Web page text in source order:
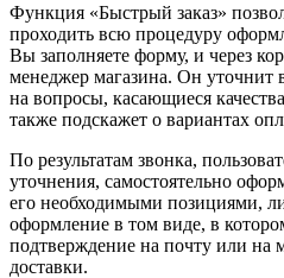
Функция «Быстрый заказ»
проходить всю процедуру
Вы заполняете форму, и через
менеджер магазина. Он уточнит
на вопросы, касающиеся
также подскажет о вариантах
По результатам звонка,
уточнения, самостоятельно
его необходимыми позициями,
оформление в том виде, в
подтверждение на почту или на
доставки.